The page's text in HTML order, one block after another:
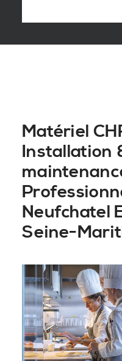
Matériel
Installation
Neufchatel
Seine-